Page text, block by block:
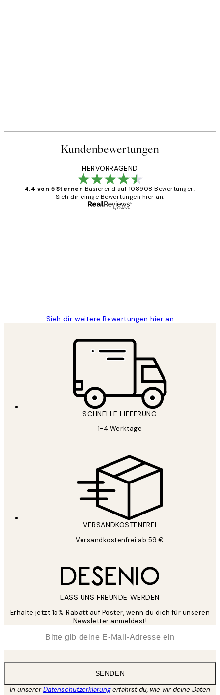
Kundenbewertungen
HERVORRAGEND
4.4 von 5 Sternen Basierend auf 108908 Bewertungen.
Sieh dir einige Bewertungen hier an.
Sieh dir weitere Bewertungen hier an
SCHNELLE LIEFERUNG
1-4 Werktage
VERSANDKOSTENFREI
Versandkostenfrei ab 59 €
LASS UNS FREUNDE WERDEN
Erhalte jetzt 15% Rabatt auf Poster, wenn du dich für unseren
Newsletter anmeldest!
SENDEN
In unsererDatenschutzerklärungerfährst du, wie wir deine Daten